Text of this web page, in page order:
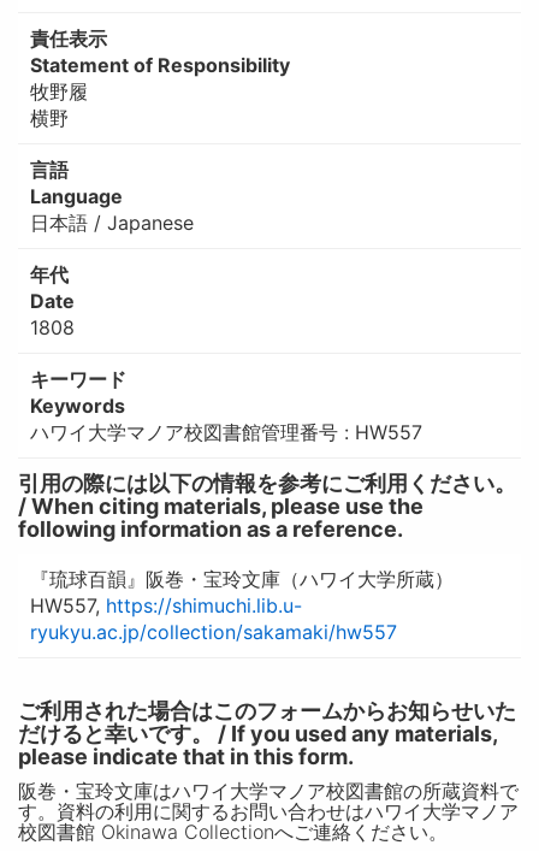
責任表示
Statement of Responsibility
牧野履
横野
言語
Language
日本語 / Japanese
年代
Date
1808
キーワード
Keywords
ハワイ大学マノア校図書館管理番号 : HW557
引用の際には以下の情報を参考にご利用ください。
/ When citing materials, please use the
following information as a reference.
『琉球百韻』阪巻・宝玲文庫（ハワイ大学所蔵）
HW557, https://shimuchi.lib.u-
ryukyu.ac.jp/collection/sakamaki/hw557
ご利用された場合はこのフォームからお知らせいた
だけると幸いです。 / If you used any materials,
please indicate that in this form.
阪巻・宝玲文庫はハワイ大学マノア校図書館の所蔵資料で
す。資料の利用に関するお問い合わせはハワイ大学マノア
校図書館 Okinawa Collectionへご連絡ください。